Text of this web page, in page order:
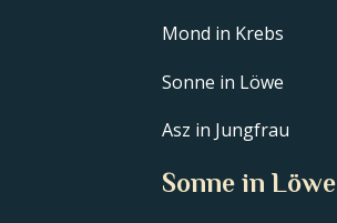
Mond in Krebs
Sonne in Löwe
Asz in Jungfrau
Sonne in Löwe